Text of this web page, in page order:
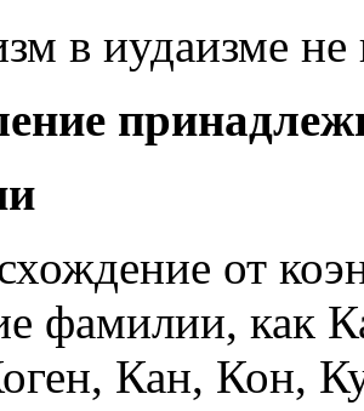
в иудаизме не
от
фамилии, как
Кан, Кон,